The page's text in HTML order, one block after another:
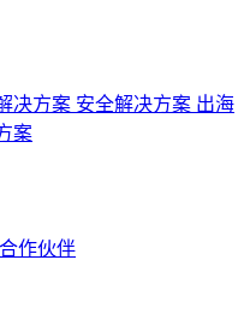
决方案 安全解决方案 出海
案
合作伙伴